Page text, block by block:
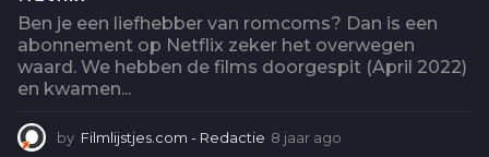
Ben je een liefhebber van romcoms? Dan is een
abonnement op Netflix zeker het overwegen
waard. We hebben de films doorgespit (April 2022)
en kwamen...
by Filmlijstjes.com - Redactie 8 jaar ago